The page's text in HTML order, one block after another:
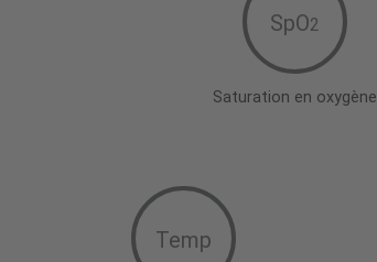
maison
SpO2
Saturation en oxygène
Temp